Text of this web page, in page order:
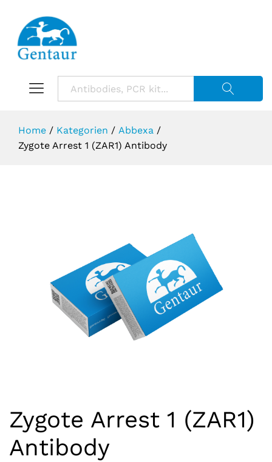
Home / Kategorien / Abbexa /
Zygote Arrest 1 (ZAR1) Antibody
Zygote Arrest 1 (ZAR1)
Antibody